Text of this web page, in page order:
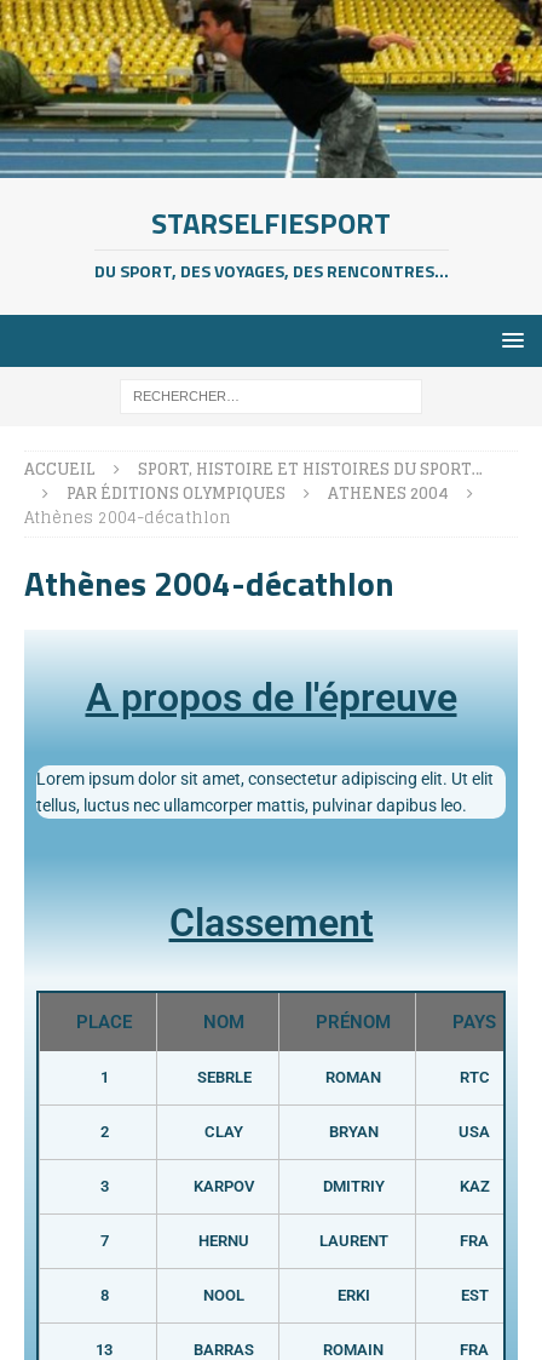
STARSELFIESPORT
DU SPORT, DES VOYAGES, DES RENCONTRES...
ACCUEIL
SPORT, HISTOIRE ET HISTOIRES DU SPORT…
PAR ÉDITIONS OLYMPIQUES
ATHENES 2004
Athènes 2004-décathlon
Athènes 2004-décathlon
A propos de l'épreuve
Lorem ipsum dolor sit amet, consectetur adipiscing elit. Ut elit
tellus, luctus nec ullamcorper mattis, pulvinar dapibus leo.
Classement
PLACE NOM PRÉNOM PAYS
1 SEBRLE ROMAN RTC
2 CLAY BRYAN USA
3 KARPOV DMITRIY KAZ
7 HERNU LAURENT FRA
8 NOOL ERKI EST
13 BARRAS ROMAIN FRA